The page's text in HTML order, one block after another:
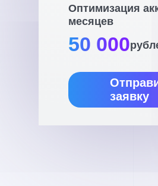
Оптимизация
месяцев
50 000
заявку